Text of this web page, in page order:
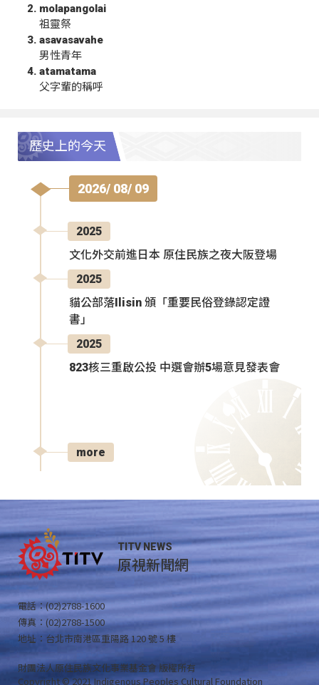
molapangolai
祖靈祭
asavasavahe
男性青年
atamatama
父字輩的稱呼
歷史上的今天
2026/ 08/ 09
2025
文化外交前進日本 原住民族之夜大阪登場
2025
貓公部落Ilisin 頒「重要民俗登錄認定證
書」
2025
823核三重啟公投 中選會辦5場意見發表會
more
TITV NEWS
原視新聞網
電話：(02)2788-1600
傳真：(02)2788-1500
地址：台北市南港區重陽路 120 號 5 樓
財團法人原住民族文化事業基金會 版權所有
Copyright © 2021 Indigenous Peoples Cultural Foundation